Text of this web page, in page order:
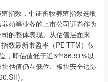
数，中证畜牧养殖指数选取
殖等业务的上市公司证券作为
的整体表现。从估值层面来
数最新市盈率（PE-TTM）仅
，即估值低于近3年86.91%以
估值仍在低位、板块安全边际
。